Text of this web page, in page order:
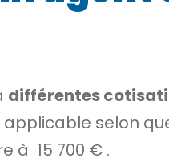
différentes
applicable selon
à 15 700 € .